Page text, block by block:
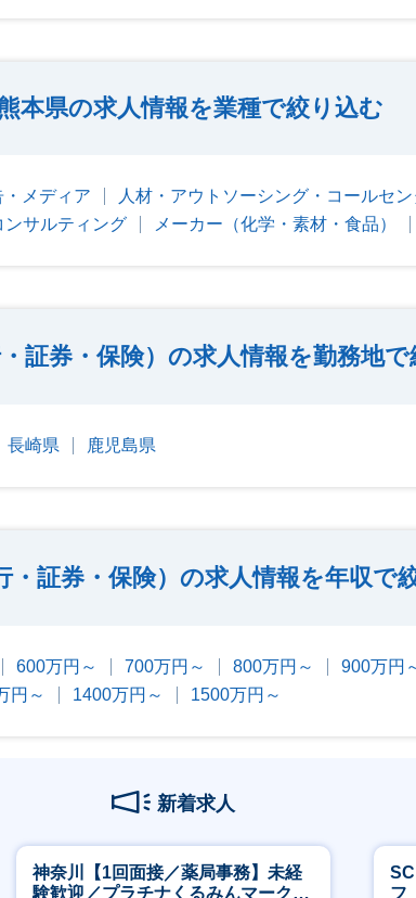
本県の求人情報を業種で絞り込む
メディア
人材・アウトソーシング・コールセ
ンサルティング メーカー（化学・素材・食品）
証券・保険）の求人情報を勤務地
長崎県 鹿児島県
・証券・保険）の求人情報を年収で
600万円～ 700万円～ 800万円～
900万円
円～ 1400万円～ 1500万円～
新着求人
神奈川【1回面接／薬局事務】未経
験歓迎／プラチナくるみんマーク取
フ